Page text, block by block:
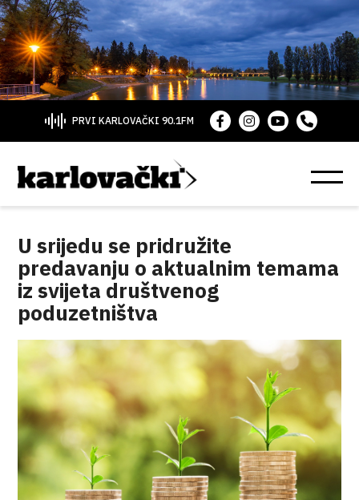
PRVI KARLOVAČKI 90.1FM
U srijedu se pridružite
predavanju o aktualnim temama
iz svijeta društvenog
poduzetništva